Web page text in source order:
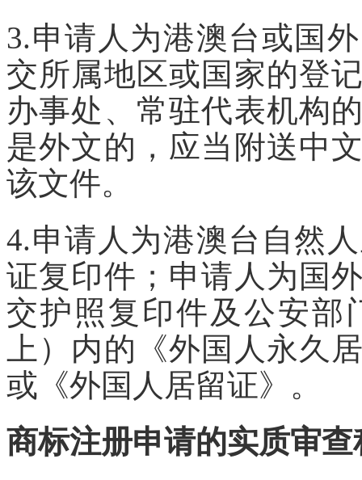
3.申请人为港澳台或国
交所属地区或国家的登
办事处、常驻代表机构
是外文的，应当附送中
该文件。
4.申请人为港澳台自然
证复印件；申请人为国
交护照复印件及公安部
上）内的《外国人永久
或《外国人居留证》。
商标注册申请的实质审查